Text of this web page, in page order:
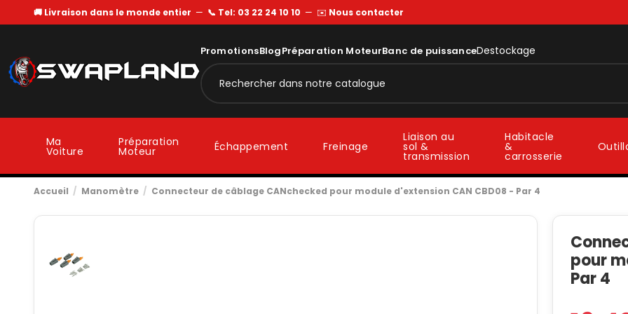
🚚 Livraison dans le monde entier — 📞 Tel: 03 22 24 10 10 — ✉️ Nous contacter
PromotionsBlogPréparation MoteurBanc de puissanceDestockage
Ma
Voiture
Préparation
Moteur Échappement Freinage
Liaison au
sol &
transmission
Habitacle
&
carrosserie
Accueil Manomètre Connecteur de câblage CANchecked pour module d'extension CAN CBD08 - Par 4
pour
Par 4